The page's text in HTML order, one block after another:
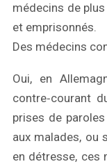
médecins de
et emprisonnés.
Des médecins
Oui, en
contre‑courant
prises de
aux malades, ou
en détresse, ces